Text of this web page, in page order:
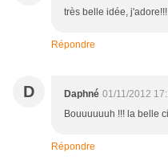
très belle idée,
Répondre
D Daphné 01/11/2012
Bouuuuuuh !!! la belle
Répondre